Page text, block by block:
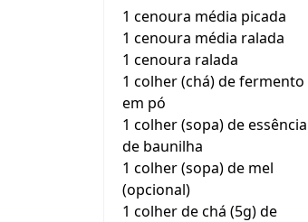
1 cenoura média picada
1 cenoura média ralada
1 cenoura ralada
1 colher (chá) de fermento
em pó
1 colher (sopa) de essência
de baunilha
1 colher (sopa) de mel
(opcional)
1 colher de chá (5g) de